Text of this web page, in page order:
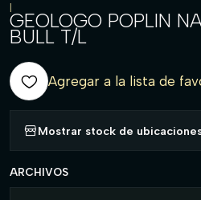
|
GEOLOGO POPLIN
BULL T/L
Agregar a la lista de
Mostrar stock de
ARCHIVOS